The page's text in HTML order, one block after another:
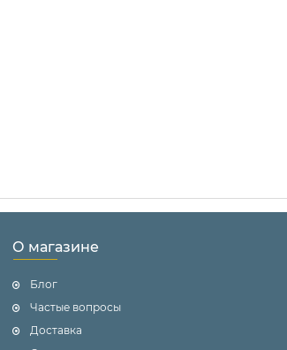
О магазине
Блог
Частые вопросы
Доставка